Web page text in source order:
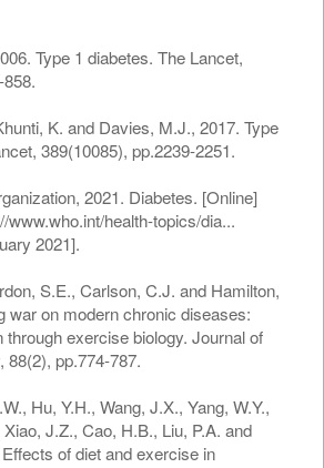
Type 1 diabetes. The Lancet,
K. and Davies, M.J., 2017. Type
389(10085), pp.2239-2251.
2021. Diabetes. [Online]
www.who.int/health-topics/dia...
2021].
S.E., Carlson, C.J. and Hamilton,
war on modern chronic diseases:
exercise biology. Journal of
88(2), pp.774-787.
Hu, Y.H., Wang, J.X., Yang, W.Y.,
J.Z., Cao, H.B., Liu, P.A. and
of diet and exercise in